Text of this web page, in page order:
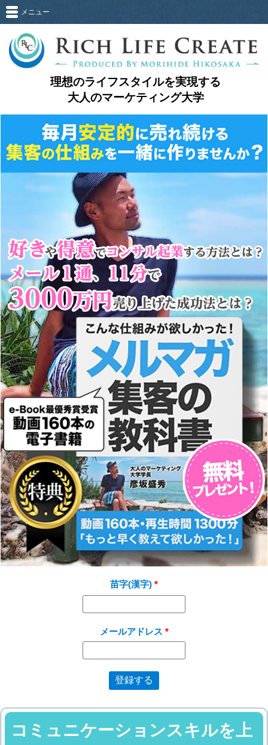
理想のライフスタイルを実現する
大人のマーケティング大学
メニュー
苗字(漢字)
メールアドレス
コミュニケーションスキルを上